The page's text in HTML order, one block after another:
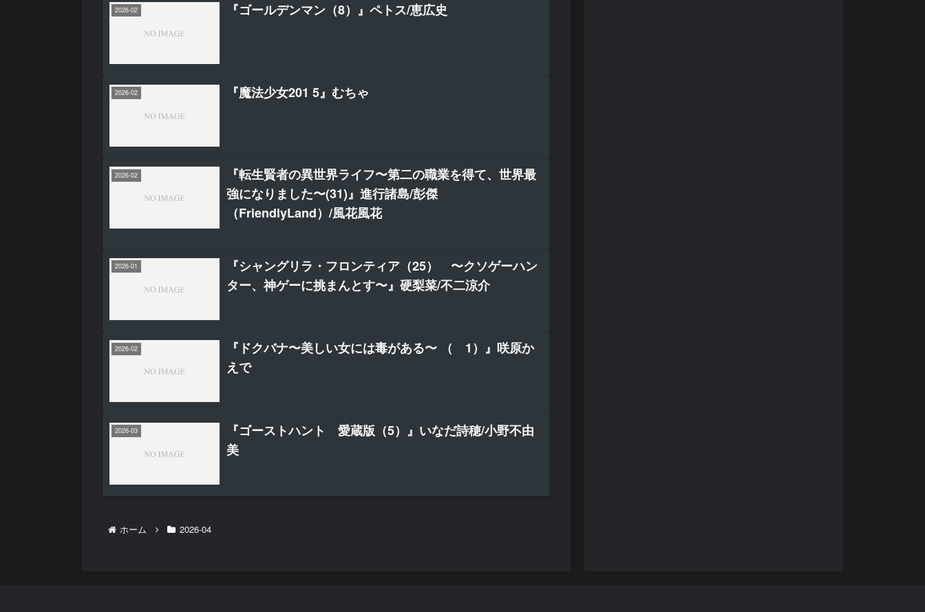
2026-02 『ゴールデンマン（8）』ペトス/恵広史
2026-02 『魔法少女201 5』むちゃ
2026-02
『転生賢者の異世界ライフ〜第二の職業を得て、世界最
強になりました〜(31)』進行諸島/彭傑
（FriendlyLand）/風花風花
2026-01
『シャングリラ・フロンティア（25） 〜クソゲーハン
ター、神ゲーに挑まんとす〜』硬梨菜/不二涼介
2026-02
『ドクバナ〜美しい女には毒がある〜 （ 1）』咲原か
えで
2026-03
『ゴーストハント 愛蔵版（5）』いなだ詩穂/小野不由
美
ホーム 2026-04